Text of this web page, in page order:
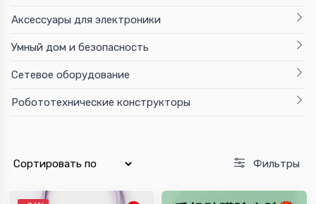
Аксессуары для электроники
Умный дом и безопасность
Сетевое оборудование
Робототехнические конструкторы
Фильтры